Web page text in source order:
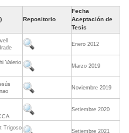
Repositorio
Fecha
Aceptación de
Tesis
Enero 2012
Valerio
Marzo 2019
Noviembre 2019
Setiembre 2020
Trigoso
Setiembre 2021